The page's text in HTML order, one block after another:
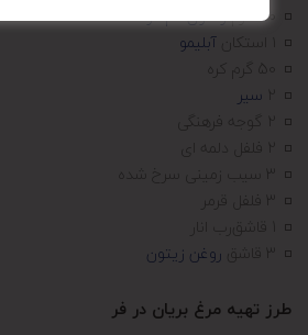
50 گرم
زعفران دم کرده
آبلیمو
50 گرم کره
2 سیر
2 گوجه فرهنگی
2 فلفل دلمه ای
3 سیب زمینی سرخ شده
3 فلفل قرمر
3 قاشق
روغن زیتون
طرز تهیه مرغ بریان در فر